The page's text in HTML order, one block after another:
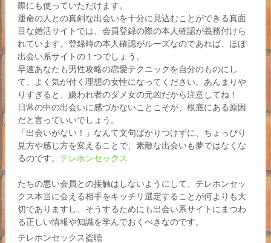
際にも使っていただけます。
運命の人との真剣な出会いを十分に見込むことができる真面
目な婚活サイトでは、会員登録の際の本人確認が義務付けら
れています。登録時の本人確認がルーズなのであれば、ほぼ
出会い系サイトの１つでしょう。
早速あなたも男性攻略の恋愛テクニックを自分のものにし
て、よく気が付く理想の女性になってください。あんまりや
りすぎると、嫌われ者のダメ女の元凶だから注意してね！
日常の中の出会いに感づかないことこそが、根底にある原因
だと言っていいでしょう。
「出会いがない！」なんて文句ばかりつけずに、ちょっぴり
見方や感じ方を変えることで、素敵な出会いも夢ではなくな
るのです。 テレホンセックス
たちの悪い会員との接触はしないようにして、テレホンセッ
クス本当に会える相手をキッチリ選定することが何よりも大
切でありますし、そうするためにも出会い系サイトにまつわ
る正しい情報や知識を学んでおくべきなのです。
テレホンセックス盗聴